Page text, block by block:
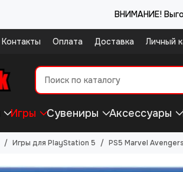
ВНИМАНИЕ!
Контакты Оплата Доставка Личный
Игры Сувениры Аксессуары
Игры для PlayStation 5 PS5 Marvel